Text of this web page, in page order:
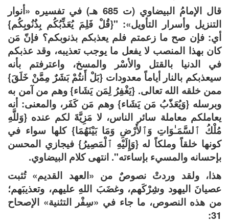
قال الإمامُ البيضاوي (ت 685 هـ) في تفسيره «أنوار
التنزيل وأسرار التأويل»: "{قُلْ فَلِمَ يُعَذِّبُكُم بِذُنُوبِكُم}
أي: فإن صح ما زعمتم فلم يعذبكم بذنوبكم؟ فإنّ مَن
كان بهذا المنصب لا يفعل ما يوجب تعذيبه، وقد عذبكم
في الدنيا بالقتل والأسْر والمسخ، واعترفتم بأنه
سيعذبكم بالنار أياماً معدودات {بَلْ أَنتُمْ بَشَرٌ مِمَّنْ خَلَقَ}
ممن خلقه الله تعالى. {يَغْفِرُ لِمَن يَشَاء} وهم من آمن به
وبرسله {وَيُعَذّبُ مَن يَشَاء} وهم مَن كَفَر، والمعنى: أنه
يعاملكم معاملة سائر الناس، لا مَزِيَّةَ لكم عنده {وَللَّهِ
مُلْكُ ٱلسَّمَـٰوَاتِ وَٱلأَرْضِ وَمَا بَيْنَهُمَا} كلها سواء في
كونها خلقاً وملكاً له {وَإِلَيْهِ ٱلْمَصِيرُ} فيجازي المحسن
بإحسانه والمسيء بإساءته". انتهى كلام البيضاوي.
هذا، ولقد وردتْ نصوصٌ من «العهد القديم» تُثبت
عصيانَ اليهود وشِرْكَهم، وغضَبَ اللهِ عليهم، وتعذيبَهم؛
من هذه النصوص، ما جاء في «سِفْر التثنية» الإصحاح
31: